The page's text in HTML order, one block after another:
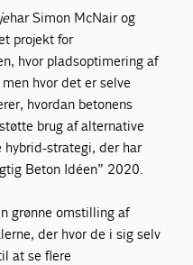
har Simon McNair og
projekt for
hvor pladsoptimering af
hvor det er selve
hvordan betonens
brug af alternative
hybrid-strategi, der har
Beton Idéen” 2020.
grønne omstilling af
der hvor de i sig selv
at se flere